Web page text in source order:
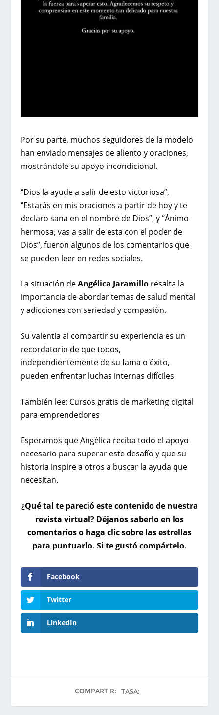
Por su parte, muchos seguidores de la modelo
han enviado mensajes de aliento y oraciones,
mostrándole su apoyo incondicional.
“Dios la ayude a salir de esto victoriosa”,
“Estarás en mis oraciones a partir de hoy y te
declaro sana en el nombre de Dios”, y “Ánimo
hermosa, vas a salir de esta con el poder de
Dios”, fueron algunos de los comentarios que
se pueden leer en redes sociales.
La situación deAngélica Jaramillo resalta la
importancia de abordar temas de salud mental
y adicciones con seriedad y compasión.
Su valentía al compartir su experiencia es un
recordatorio de que todos,
independientemente de su fama o éxito,
pueden enfrentar luchas internas difíciles.
También lee: Cursos gratis de marketing digital
para emprendedores
Esperamos que Angélica reciba todo el apoyo
necesario para superar este desafío y que su
historia inspire a otros a buscar la ayuda que
necesitan.
¿Qué tal te pareció este contenido de nuestra
revista virtual? Déjanos saberlo en los
comentarios o haga clic sobre las estrellas
para puntuarlo. Si te gustó compártelo.
Facebook
Twitter
LinkedIn
COMPARTIR: TASA: